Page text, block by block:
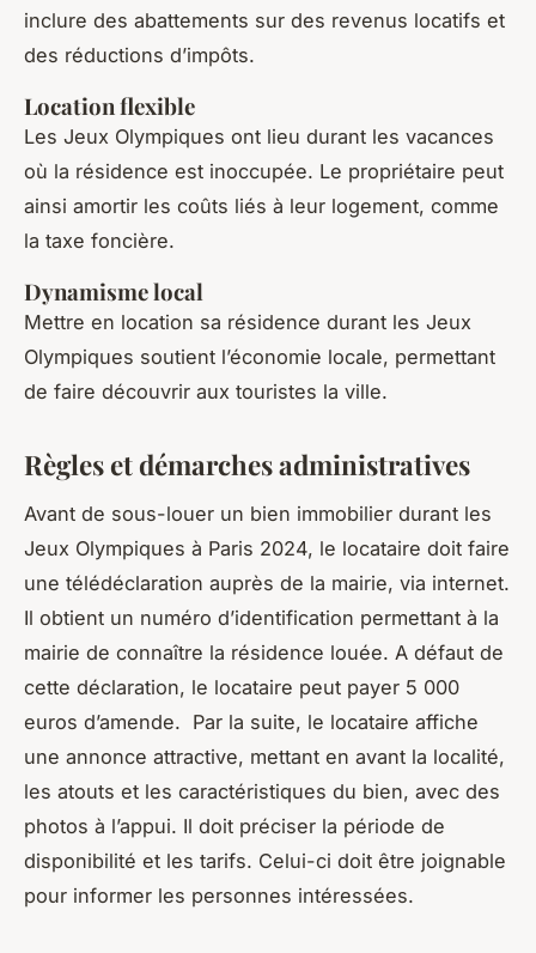
inclure des abattements sur des revenus locatifs et
des réductions d’impôts.
Location flexible
Les Jeux Olympiques ont lieu durant les vacances
où la résidence est inoccupée. Le propriétaire peut
ainsi amortir les coûts liés à leur logement, comme
la taxe foncière.
Dynamisme local
Mettre en location sa résidence durant les Jeux
Olympiques soutient l’économie locale, permettant
de faire découvrir aux touristes la ville.
Règles et démarches administratives
Avant de sous-louer un bien immobilier durant les
Jeux Olympiques à Paris 2024, le locataire doit faire
une télédéclaration auprès de la mairie, via internet.
Il obtient un numéro d’identification permettant à la
mairie de connaître la résidence louée. A défaut de
cette déclaration, le locataire peut payer 5 000
euros d’amende. Par la suite, le locataire affiche
une annonce attractive, mettant en avant la localité,
les atouts et les caractéristiques du bien, avec des
photos à l’appui. Il doit préciser la période de
disponibilité et les tarifs. Celui-ci doit être joignable
pour informer les personnes intéressées.